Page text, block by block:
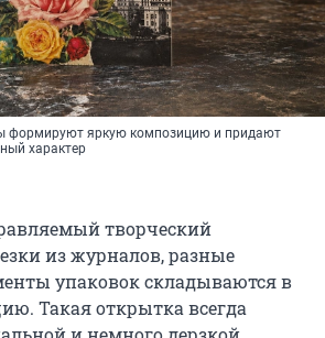
формируют яркую композицию и придают
характер
творческий
из журналов, разные
упаковок складываются в
Такая открытка всегда